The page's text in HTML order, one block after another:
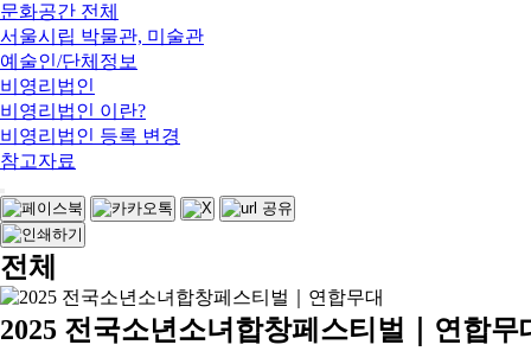
문화공간 전체
서울시립 박물관, 미술관
예술인/단체정보
비영리법인
비영리법인 이란?
비영리법인 등록 변경
참고자료
전체
2025 전국소년소녀합창페스티벌｜연합무